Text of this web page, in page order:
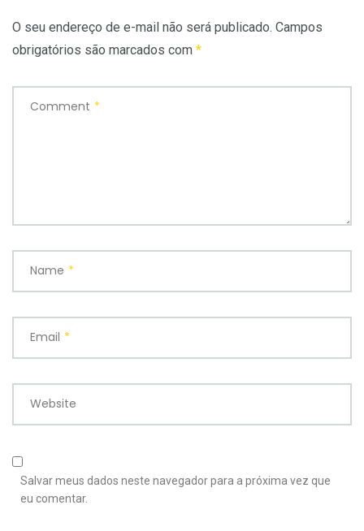
O seu endereço de e-mail não será publicado. Campos
obrigatórios são marcados com *
Comment *
Name *
Email *
Website
Salvar meus dados neste navegador para a próxima vez que
eu comentar.